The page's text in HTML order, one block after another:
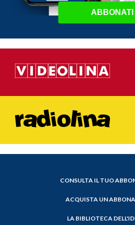
ABBONATI
CONSULTA IL TUO
ACQUISTA UN
LA BIBLIOTECA